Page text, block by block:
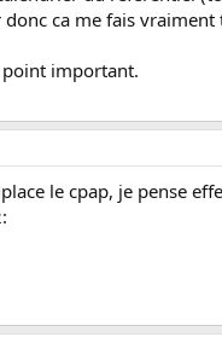
donc ca me fais vraiment
important.
le cpap, je pense